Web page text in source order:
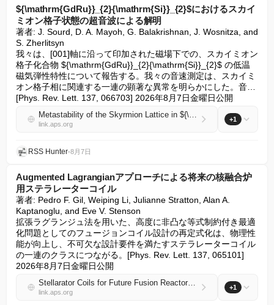
${\mathrm{GdRu}}_{2}{\mathrm{Si}}_{2}$におけるスカイ
ミオン格子状態の超音波による解明
著者: J. Sourd, D. A. Mayoh, G. Balakrishnan, J. Wosnitza, and
S. Zherlitsyn
我々は、[001]軸に沿って印加された磁場下での、スカイミオン
格子化合物 ${\mathrm{GdRu}}_{2}{\mathrm{Si}}_{2}$ の低温
磁気弾性特性について報告する。我々の音速測定は、スカイミ
オン格子相に関連する一連の顕著な異常を明らかにした。音…
[Phys. Rev. Lett. 137, 066703] 2026年8月7日金曜日公開
Metastability of the Skyrmion Lattice in ${\mathrm{GdRu}}_{2}{\mathrm{Si}}_{2}$ Revealed by Ultrasound
link.aps.org
+1
RSS Hunter•8月7日
Augmented Lagrangianアプローチによる将来の核融合炉
用ステラレーターコイル
著者: Pedro F. Gil, Weiping Li, Julianne Stratton, Alan A.
Kaptanoglu, and Eve V. Stenson
拡張ラグランジュ法を用いた、高度に非凸な等式制約付き最適
化問題としてのフュージョンコイル設計の再定式化は、物理性
能が向上し、不可欠な設計要件を満たすステラレーターコイル
の一連のクラスにつながる。[Phys. Rev. Lett. 137, 065101]
2026年8月7日金曜日公開
Stellarator Coils for Future Fusion Reactors via an Augmented Lagrangian Approach
link.aps.org
+1